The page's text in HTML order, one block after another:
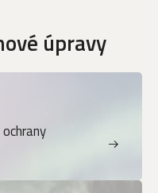
úpravy